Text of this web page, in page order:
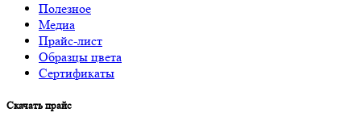
Полезное
Медиа
Прайс-лист
Образцы цвета
Сертификаты
Скачать прайс